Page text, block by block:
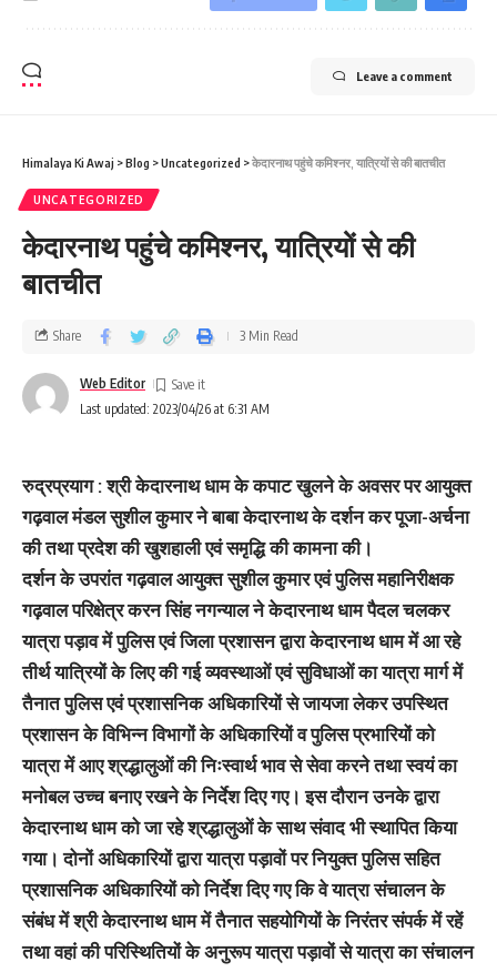
Leave a comment
Himalaya Ki Awaj >Blog >Uncategorized >केदारनाथ पहुंचे कमिश्‍नर, यात्रियों से की बातचीत
UNCATEGORIZED
केदारनाथ पहुंचे कमिश्‍नर, यात्रियों से की
बातचीत
Last updated: 2023/04/26 at 6:31 AM
Web Editor
Share 3 Min Read
रुद्रप्रयाग : श्री केदारनाथ धाम के कपाट खुलने के अवसर पर आयुक्त
गढ़वाल मंडल सुशील कुमार ने बाबा केदारनाथ के दर्शन कर पूजा-अर्चना
की तथा प्रदेश की खुशहाली एवं समृद्धि की कामना की।
दर्शन के उपरांत गढ़वाल आयुक्त सुशील कुमार एवं पुलिस महानिरीक्षक
गढ़वाल परिक्षेत्र करन सिंह नगन्याल ने केदारनाथ धाम पैदल चलकर
यात्रा पड़ाव में पुलिस एवं जिला प्रशासन द्वारा केदारनाथ धाम में आ रहे
तीर्थ यात्रियों के लिए की गई व्यवस्थाओं एवं सुविधाओं का यात्रा मार्ग में
तैनात पुलिस एवं प्रशासनिक अधिकारियों से जायजा लेकर उपस्थित
प्रशासन के विभिन्न विभागों के अधिकारियों व पुलिस प्रभारियों को
यात्रा में आए श्रद्धालुओं की निःस्वार्थ भाव से सेवा करने तथा स्वयं का
मनोबल उच्च बनाए रखने के निर्देश दिए गए। इस दौरान उनके द्वारा
केदारनाथ धाम को जा रहे श्रद्धालुओं के साथ संवाद भी स्थापित किया
गया। दोनों अधिकारियों द्वारा यात्रा पड़ावों पर नियुक्त पुलिस सहित
प्रशासनिक अधिकारियों को निर्देश दिए गए कि वे यात्रा संचालन के
संबंध में श्री केदारनाथ धाम में तैनात सहयोगियों के निरंतर संपर्क में रहें
तथा वहां की परिस्थितियों के अनुरूप यात्रा पड़ावों से यात्रा का संचालन